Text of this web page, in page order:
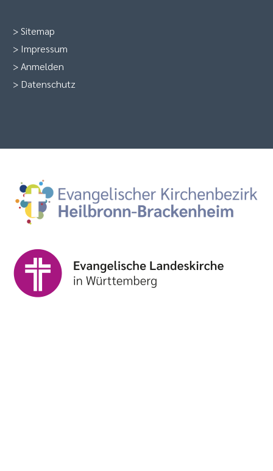
>Sitemap
> Impressum
>Anmelden
> Datenschutz